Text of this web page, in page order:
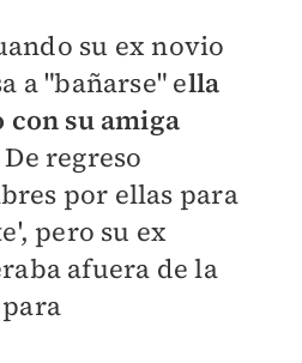
su ex novio
a "bañarse" ella
con su amiga
regreso
por ellas para
pero su ex
afuera de la